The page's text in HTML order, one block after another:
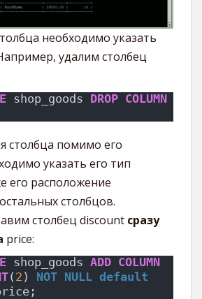
необходимо указать
удалим столбец
shop_goods DROP COLUMN
столбца помимо его
указать его тип
его расположение
столбцов.
столбец discount сразу
price:
shop_goods ADD COLUMN
( 2 ) NOT NULL default